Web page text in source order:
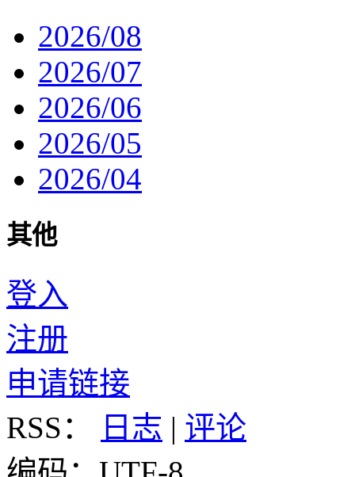
2026/08
2026/07
2026/06
2026/05
2026/04
其他
登入
注册
申请链接
RSS：
日志 | 评论